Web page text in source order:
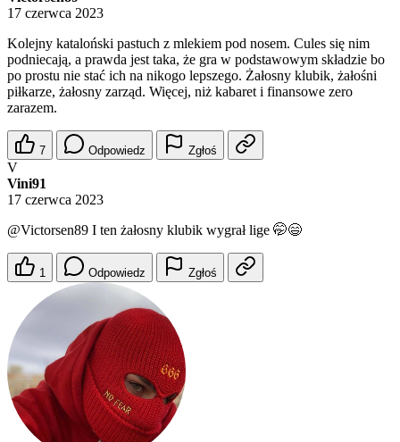
17 czerwca 2023
Kolejny kataloński pastuch z mlekiem pod nosem. Cules się nim
podniecają, a prawda jest taka, że gra w podstawowym składzie bo
po prostu nie stać ich na nikogo lepszego. Żałosny klubik, żałośni
piłkarze, żałosny zarząd. Więcej, niż kabaret i finansowe zero
zarazem.
7 Odpowiedz Zgłoś
V
Vini91
17 czerwca 2023
@Victorsen89 I ten żałosny klubik wygrał lige 🤭😄
1 Odpowiedz Zgłoś